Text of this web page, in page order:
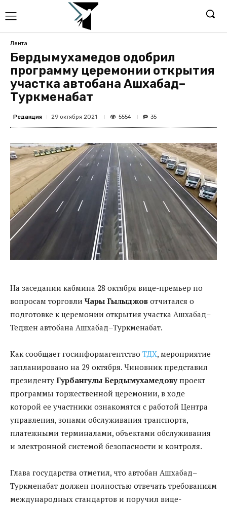
Лента
Бердымухамедов одобрил
программу церемонии открытия
участка автобана Ашхабад–
Туркменабат
Редакция 29 октября 2021 5554 35
На заседании кабмина 28 октября вице-премьер по
вопросам торговли Чары Гылыджов отчитался о
подготовке к церемонии открытия участка Ашхабад–
Теджен автобана Ашхабад–Туркменабат.
Как сообщает госинформагентство ТДХ, мероприятие
запланировано на 29 октября. Чиновник представил
президенту Гурбангулы Бердымухамедову проект
программы торжественной церемонии, в ходе
которой ее участники ознакомятся с работой Центра
управления, зонами обслуживания транспорта,
платежными терминалами, объектами обслуживания
и электронной системой безопасности и контроля.
Глава государства отметил, что автобан Ашхабад–
Туркменабат должен полностью отвечать требованиям
международных стандартов и поручил вице-